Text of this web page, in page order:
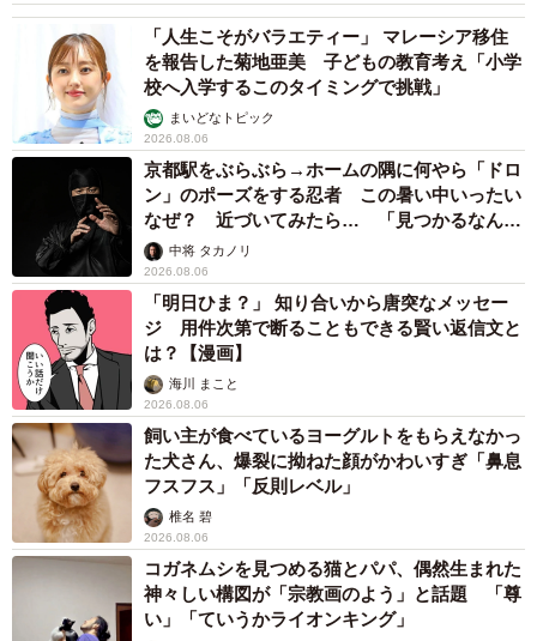
「人生こそがバラエティー」 マレーシア移住
を報告した菊地亜美 子どもの教育考え「小学
校へ入学するこのタイミングで挑戦」
まいどなトピック
2026.08.06
京都駅をぶらぶら→ホームの隅に何やら「ドロ
ン」のポーズをする忍者 この暑い中いったい
なぜ？ 近づいてみたら… 「見つかるなんて
未熟」中将 タカノリ
2026.08.06
「明日ひま？」 知り合いから唐突なメッセー
ジ 用件次第で断ることもできる賢い返信文と
は？【漫画】
海川 まこと
2026.08.06
飼い主が食べているヨーグルトをもらえなかっ
た犬さん、爆裂に拗ねた顔がかわいすぎ「鼻息
フスフス」「反則レベル」
椎名 碧
2026.08.06
コガネムシを見つめる猫とパパ、偶然生まれた
神々しい構図が「宗教画のよう」と話題 「尊
い」「ていうかライオンキング」